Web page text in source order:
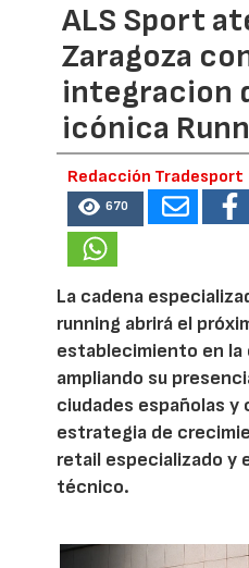
ALS Sport
Zaragoza
integracion
icónica
Redacción Tradesport
670
La cadena
running abrirá el
establecimiento en la
ampliando su
ciudades españolas y
estrategia de
retail especializado y
técnico.